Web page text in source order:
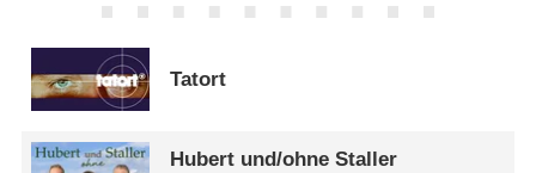
Tatort
Hubert und/​ohne Staller